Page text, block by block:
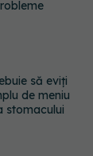
de meniu
bariera
hormonii